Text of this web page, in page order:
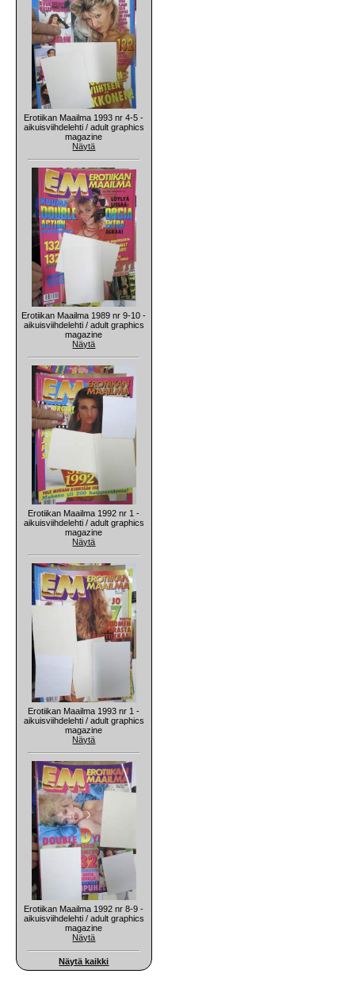
Erotiikan Maailma 1993 nr 4-5 -
aikuisviihdelehti / adult graphics
magazine
Näytä
Erotiikan Maailma 1989 nr 9-10 -
aikuisviihdelehti / adult graphics
magazine
Näytä
Erotiikan Maailma 1992 nr 1 -
aikuisviihdelehti / adult graphics
magazine
Näytä
Erotiikan Maailma 1993 nr 1 -
aikuisviihdelehti / adult graphics
magazine
Näytä
Erotiikan Maailma 1992 nr 8-9 -
aikuisviihdelehti / adult graphics
magazine
Näytä
Näytä kaikki